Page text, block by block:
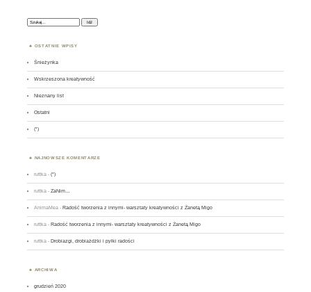
Szukaj:
OSTATNIE WPISY
Śnieżynka
Wskrzeszona kreatywność
Nieznany list
Ostatni
(*)
NAJNOWSZE KOMENTARZE
ruttka -(*)
ruttka -ZaNim…
AnimaMea -Radość tworzenia z innymi- warsztaty kreatywności z Żanetą Migo
ruttka -Radość tworzenia z innymi- warsztaty kreatywności z Żanetą Migo
ruttka -Drobiazgi, drobiażdżki i pyłki radości
ARCHIWA
grudzień 2020